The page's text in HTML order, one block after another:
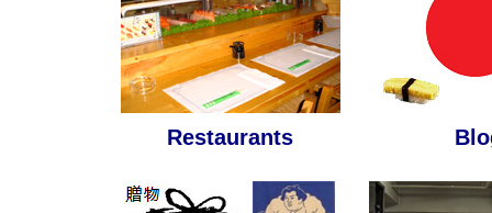
Restaurants